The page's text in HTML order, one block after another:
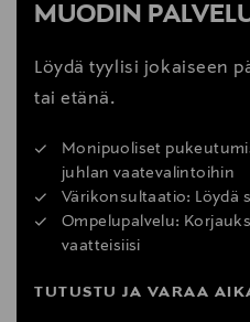
MUODIN
Löydä tyylisi jokaiseen
tai etänä.
Monipuoliset
juhlan vaatevalintoihin
Värikonsultaatio: Löydä
Ompelupalvelu:
vaatteisiisi
TUTUSTU JA VARAA